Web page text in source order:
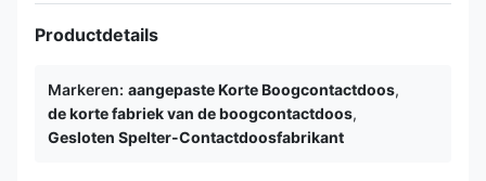
Productdetails
Markeren: aangepaste Korte Boogcontactdoos,
de korte fabriek van de boogcontactdoos,
Gesloten Spelter-Contactdoosfabrikant